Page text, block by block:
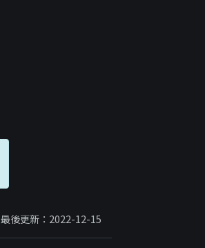
最後更新：2022-12-15